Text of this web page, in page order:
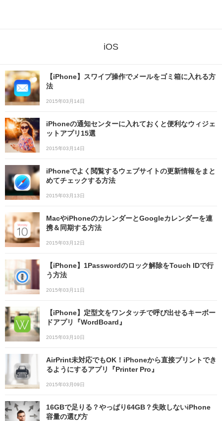
iOS
【iPhone】スワイプ操作でメールをゴミ箱に入れる方
法
2015年03月14日
iPhoneの通知センターに入れておくと便利なウィジェ
ットアプリ15選
2015年03月14日
iPhoneでよく閲覧するウェブサイトの更新情報をまと
めてチェックする方法
2015年03月13日
MacやiPhoneのカレンダーとGoogleカレンダーを連
携＆同期する方法
2015年03月12日
【iPhone】1Passwordのロック解除をTouch IDで行
う方法
2015年03月11日
【iPhone】定型文をワンタッチで呼び出せるキーボー
ドアプリ『WordBoard』
2015年03月10日
AirPrint未対応でもOK！iPhoneから直接プリントでき
るようにするアプリ『Printer Pro』
2015年03月09日
16GBで足りる？やっぱり64GB？失敗しないiPhone
容量の選び方